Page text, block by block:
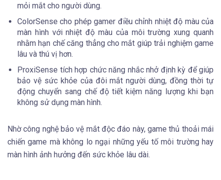
mỏi mắt cho người dùng.
ColorSense cho phép gamer điều chỉnh nhiệt độ màu của
màn hình với nhiệt độ màu của môi trường xung quanh
nhằm hạn chế căng thẳng cho mắt giúp trải nghiệm game
lâu và thú vị hơn.
ProxiSense tích hợp chức năng nhắc nhở định kỳ để giúp
bảo vệ sức khỏe của đôi mắt người dùng, đồng thời tự
động chuyển sang chế độ tiết kiệm năng lượng khi bạn
không sử dụng màn hình.
Nhờ công nghệ bảo vệ mắt độc đáo này, game thủ thoải mái
chiến game mà không lo ngại những yếu tố môi trường hay
màn hình ảnh hưởng đến sức khỏe lâu dài.